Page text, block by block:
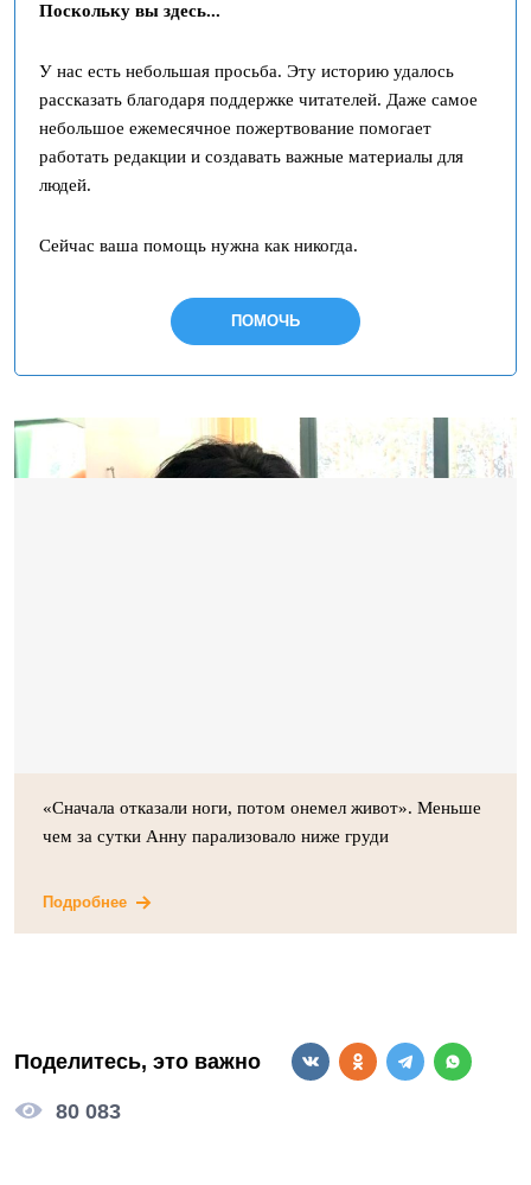
Поскольку вы здесь...
У нас есть небольшая просьба. Эту историю удалось
рассказать благодаря поддержке читателей. Даже самое
небольшое ежемесячное пожертвование помогает
работать редакции и создавать важные материалы для
людей.
Сейчас ваша помощь нужна как никогда.
ПОМОЧЬ
«Сначала отказали ноги, потом онемел живот». Меньше
чем за сутки Анну парализовало ниже груди
Подробнее
Поделитесь, это важно
80 083